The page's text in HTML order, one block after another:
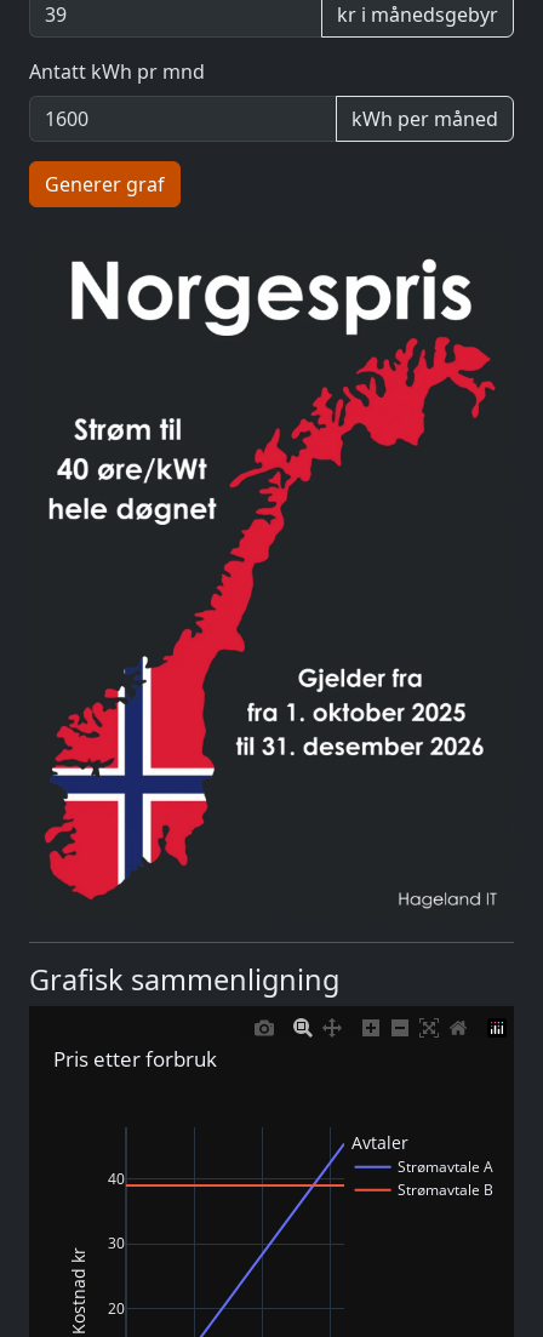
kr i månedsgebyr
Antatt kWh pr mnd
kWh per måned
Generer graf
Grafisk sammenligning
20
30
40
Avtaler
Strømavtale A
Strømavtale B
Pris etter forbruk
Kostnad kr